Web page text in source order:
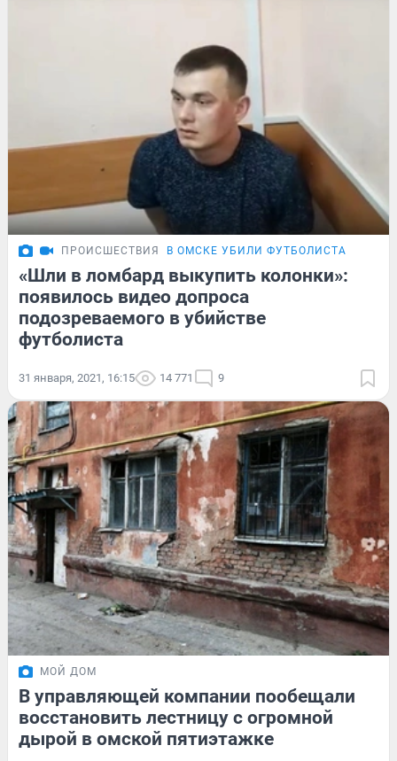
ПРОИСШЕСТВИЯ В ОМСКЕ УБИЛИ ФУТБОЛИСТА
«Шли в ломбард выкупить колонки»:
появилось видео допроса
подозреваемого в убийстве
футболиста
31 января, 2021, 16:15 14 771 9
МОЙ ДОМ
В управляющей компании пообещали
восстановить лестницу с огромной
дырой в омской пятиэтажке